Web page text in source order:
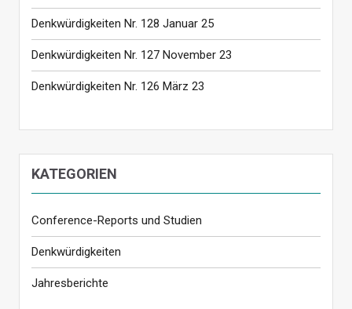
Denkwürdigkeiten Nr. 128 Januar 25
Denkwürdigkeiten Nr. 127 November 23
Denkwürdigkeiten Nr. 126 März 23
KATEGORIEN
Conference-Reports und Studien
Denkwürdigkeiten
Jahresberichte